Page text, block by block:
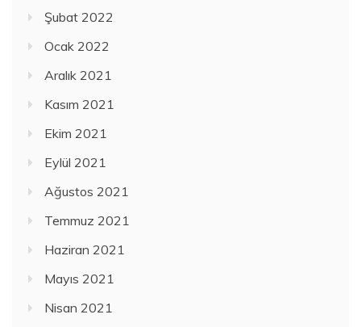
Şubat 2022
Ocak 2022
Aralık 2021
Kasım 2021
Ekim 2021
Eylül 2021
Ağustos 2021
Temmuz 2021
Haziran 2021
Mayıs 2021
Nisan 2021